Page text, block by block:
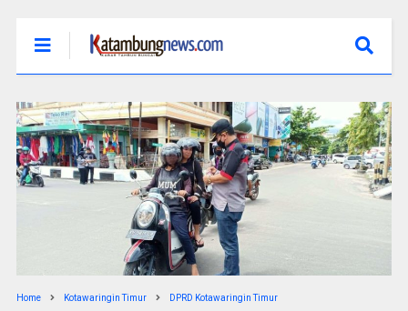
Home Kotawaringin Timur DPRD Kotawaringin Timur